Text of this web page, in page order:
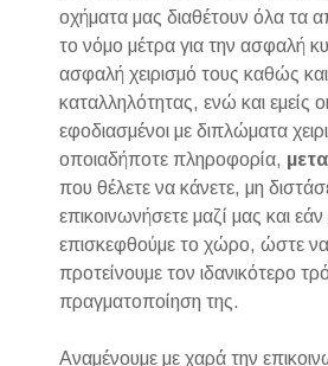
οχήματα μας διαθέτουν όλα τα
το νόμο μέτρα για την ασφαλή
ασφαλή χειρισμό τους καθώς
καταλληλότητας, ενώ και εμείς οι
εφοδιασμένοι με διπλώματα
οποιαδήποτε πληροφορία,
που θέλετε να κάνετε, μη
επικοινωνήσετε μαζί μας και εάν
επισκεφθούμε το χώρο, ώστε
προτείνουμε τον ιδανικότερο
πραγματοποίηση της.
Αναμένουμε με χαρά την